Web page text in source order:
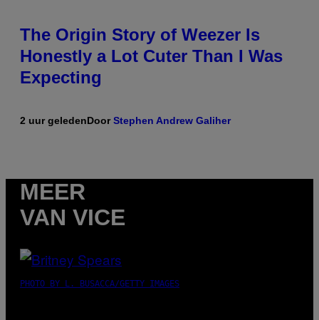
The Origin Story of Weezer Is
Honestly a Lot Cuter Than I Was
Expecting
2 uur geledenDoorStephen Andrew Galiher
MEER
VAN VICE
PHOTO BY L. BUSACCA/GETTY IMAGES